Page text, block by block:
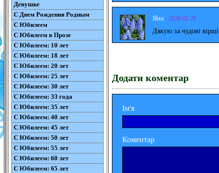
Девушке
С Днем Рождения Родным
С Юбилеем
С Юбилеем в Прозе
С Юбилеем: 10 лет
С Юбилеем: 18 лет
С Юбилеем: 20 лет
С Юбилеем: 25 лет
С Юбилеем: 30 лет
С Юбилеем: 33 года
С Юбилеем: 35 лет
С Юбилеем: 40 лет
С Юбилеем: 45 лет
С Юбилеем: 50 лет
С Юбилеем: 55 лет
С Юбилеем: 60 лет
С Юбилеем: 65 лет
Яна 2020-01-28
Дякую за чудові
Додати коментар
Ім'я
Коментар